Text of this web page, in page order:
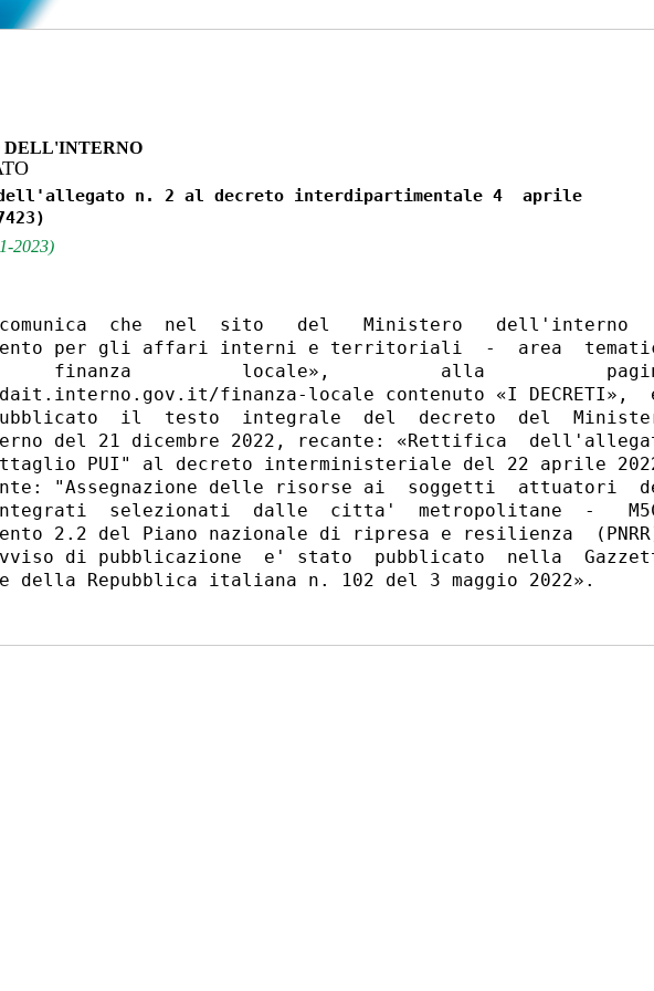
DELL'INTERNO
n. 2 al decreto interdipartimentale 4  aprile
2023)
che  nel  sito   del   Ministero   dell'interno
per gli affari interni e territoriali  -  area
finanza          locale»,          alla
finanza-locale contenuto «I DECRETI»,
il  testo  integrale  del  decreto  del
del 21 dicembre 2022, recante: «Rettifica
PUI" al decreto interministeriale del 22 aprile
"Assegnazione delle risorse ai  soggetti  attuatori
selezionati  dalle  citta'  metropolitane  -
2.2 del Piano nazionale di ripresa e resilienza
di pubblicazione  e' stato  pubblicato  nella